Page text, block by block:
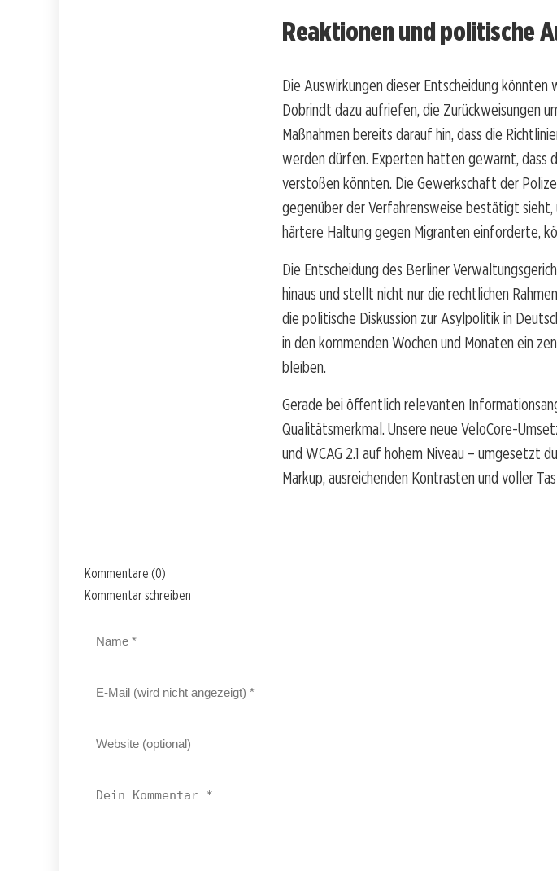
Reaktionen und politische
Die Auswirkungen dieser Entscheidung könnten
Dobrindt dazu aufriefen, die Zurückweisungen
Maßnahmen bereits darauf hin, dass die
werden dürfen. Experten hatten gewarnt, dass
verstoßen könnten. Die Gewerkschaft der
gegenüber der Verfahrensweise bestätigt sieht,
härtere Haltung gegen Migranten einforderte,
Die Entscheidung des Berliner
hinaus und stellt nicht nur die rechtlichen
die politische Diskussion zur Asylpolitik in
in den kommenden Wochen und Monaten ein
bleiben.
Gerade bei öffentlich relevanten
Qualitätsmerkmal. Unsere neue VeloCore-
und WCAG 2.1 auf hohem Niveau – umgesetzt
Markup, ausreichenden Kontrasten und voller
Kommentare (0)
Kommentar schreiben